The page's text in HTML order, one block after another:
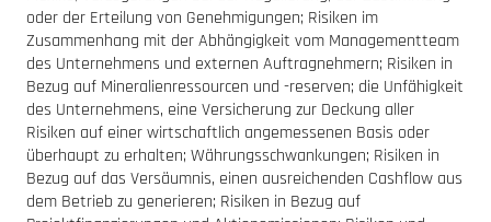
oder der Erteilung von Genehmigungen; Risiken im
Zusammenhang mit der Abhängigkeit vom Managementteam
des Unternehmens und externen Auftragnehmern; Risiken in
Bezug auf Mineralienressourcen und -reserven; die Unfähigkeit
des Unternehmens, eine Versicherung zur Deckung aller
Risiken auf einer wirtschaftlich angemessenen Basis oder
überhaupt zu erhalten; Währungsschwankungen; Risiken in
Bezug auf das Versäumnis, einen ausreichenden Cashflow aus
dem Betrieb zu generieren; Risiken in Bezug auf